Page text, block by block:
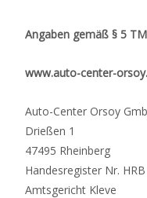
Angaben gemäß § 5
www.auto-center-
Auto-Center Orsoy
Drießen 1
47495 Rheinberg
Handesregister Nr.
Amtsgericht Kleve